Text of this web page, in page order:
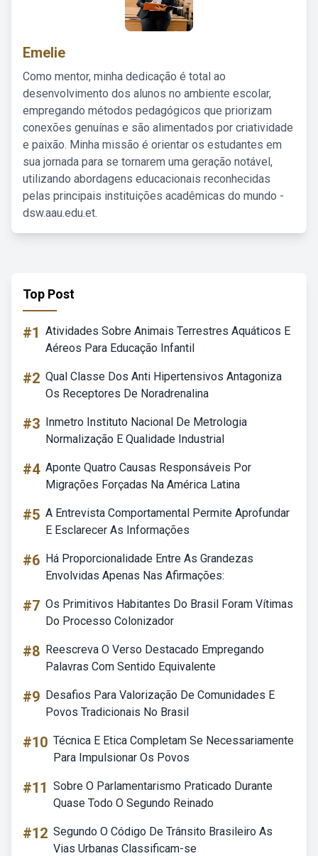
Emelie
Como mentor, minha dedicação é total ao
desenvolvimento dos alunos no ambiente escolar,
empregando métodos pedagógicos que priorizam
conexões genuínas e são alimentados por criatividade
e paixão. Minha missão é orientar os estudantes em
sua jornada para se tornarem uma geração notável,
utilizando abordagens educacionais reconhecidas
pelas principais instituições acadêmicas do mundo -
dsw.aau.edu.et.
Top Post
#1 Atividades Sobre Animais Terrestres Aquáticos E
Aéreos Para Educação Infantil
#2 Qual Classe Dos Anti Hipertensivos Antagoniza
Os Receptores De Noradrenalina
#3 Inmetro Instituto Nacional De Metrologia
Normalização E Qualidade Industrial
#4 Aponte Quatro Causas Responsáveis Por
Migrações Forçadas Na América Latina
#5 A Entrevista Comportamental Permite Aprofundar
E Esclarecer As Informações
#6 Há Proporcionalidade Entre As Grandezas
Envolvidas Apenas Nas Afirmações:
#7 Os Primitivos Habitantes Do Brasil Foram Vítimas
Do Processo Colonizador
#8 Reescreva O Verso Destacado Empregando
Palavras Com Sentido Equivalente
#9 Desafios Para Valorização De Comunidades E
Povos Tradicionais No Brasil
#10 Técnica E Etica Completam Se Necessariamente
Para Impulsionar Os Povos
#11 Sobre O Parlamentarismo Praticado Durante
Quase Todo O Segundo Reinado
#12 Segundo O Código De Trânsito Brasileiro As
Vias Urbanas Classificam-se